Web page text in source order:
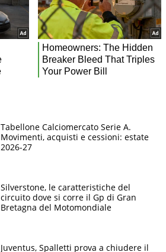
Tabellone Calciomercato Serie A.
Movimenti, acquisti e cessioni: estate
2026-27
Silverstone, le caratteristiche del
circuito dove si corre il Gp di Gran
Bretagna del Motomondiale
Juventus, Spalletti prova a chiudere il